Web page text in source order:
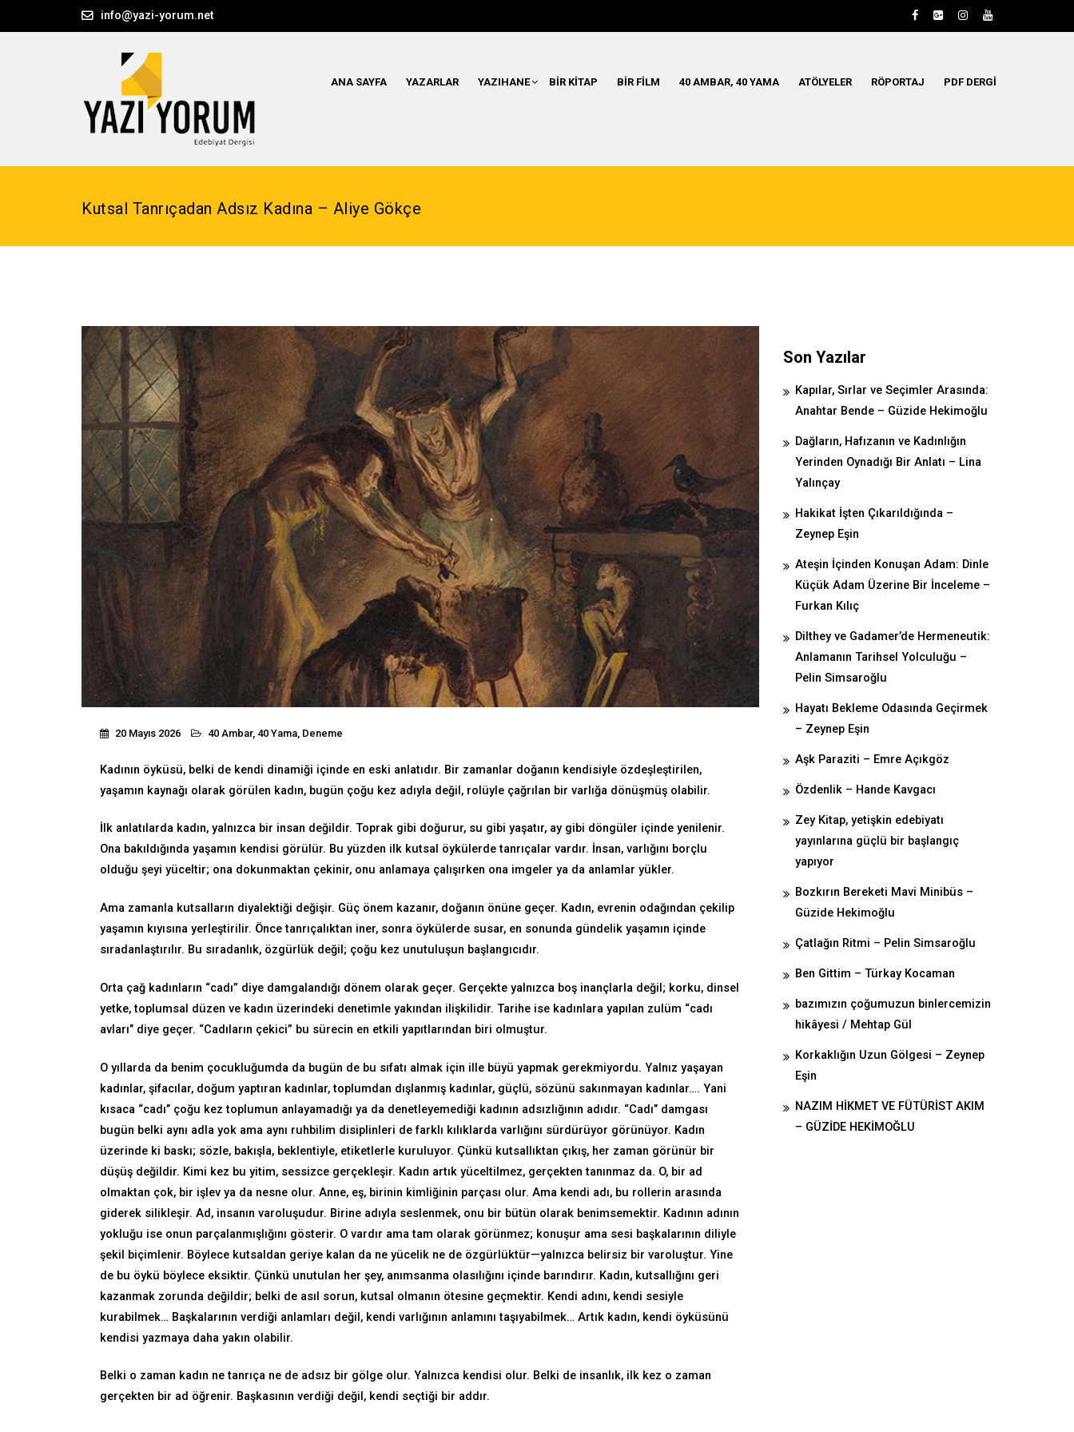
info@yazi-yorum.net
ANA SAYFA YAZARLAR YAZIHANE BIR KITAP BIR FILM 40 AMBAR, 40 YAMA ATÖLYELER RÖPORTAJ PDF DERGI
Kutsal Tanrıçadan Adsız Kadına – Aliye Gökçe
20 Mayıs 2026 40 Ambar, 40 Yama Deneme
Kadının öyküsü, belki de kendi dinamiği içinde en eski anlatıdır. Bir zamanlar doğanın kendisiyle özdeşleştirilen,
yaşamın kaynağı olarak görülen kadın, bugün çoğu kez adıyla değil, rolüyle çağrılan bir varlığa dönüşmüş olabilir.
İlk anlatılarda kadın, yalnızca bir insan değildir. Toprak gibi doğurur, su gibi yaşatır, ay gibi döngüler içinde yenilenir.
Ona bakıldığında yaşamın kendisi görülür. Bu yüzden ilk kutsal öykülerde tanrıçalar vardır. İnsan, varlığını borçlu
olduğu şeyi yüceltir; ona dokunmaktan çekinir, onu anlamaya çalışırken ona imgeler ya da anlamlar yükler.
Ama zamanla kutsalların diyalektiği değişir. Güç önem kazanır, doğanın önüne geçer. Kadın, evrenin odağından çekilip
yaşamın kıyısına yerleştirilir. Önce tanrıçalıktan iner, sonra öykülerde susar, en sonunda gündelik yaşamın içinde
sıradanlaştırılır. Bu sıradanlık, özgürlük değil; çoğu kez unutuluşun başlangıcıdır.
Orta çağ kadınların “cadı” diye damgalandığı dönem olarak geçer. Gerçekte yalnızca boş inançlarla değil; korku, dinsel
yetke, toplumsal düzen ve kadın üzerindeki denetimle yakından ilişkilidir. Tarihe ise kadınlara yapılan zulüm “cadı
avları’’ diye geçer. “Cadıların çekici” bu sürecin en etkili yapıtlarından biri olmuştur.
O yıllarda da benim çocukluğumda da bugün de bu sıfatı almak için ille büyü yapmak gerekmiyordu. Yalnız yaşayan
kadınlar, şifacılar, doğum yaptıran kadınlar, toplumdan dışlanmış kadınlar, güçlü, sözünü sakınmayan kadınlar…. Yani
kısaca “cadı’’ çoğu kez toplumun anlayamadığı ya da denetleyemediği kadının adsızlığının adıdır. “Cadı’’ damgası
bugün belki aynı adla yok ama aynı ruhbilim disiplinleri de farklı kılıklarda varlığını sürdürüyor görünüyor. Kadın
üzerinde ki baskı; sözle, bakışla, beklentiyle, etiketlerle kuruluyor. Çünkü kutsallıktan çıkış, her zaman görünür bir
düşüş değildir. Kimi kez bu yitim, sessizce gerçekleşir. Kadın artık yüceltilmez, gerçekten tanınmaz da. O, bir ad
olmaktan çok, bir işlev ya da nesne olur. Anne, eş, birinin kimliğinin parçası olur. Ama kendi adı, bu rollerin arasında
giderek silikleşir. Ad, insanın varoluşudur. Birine adıyla seslenmek, onu bir bütün olarak benimsemektir. Kadının adının
yokluğu ise onun parçalanmışlığını gösterir. O vardır ama tam olarak görünmez; konuşur ama sesi başkalarının diliyle
şekil biçimlenir. Böylece kutsaldan geriye kalan da ne yücelik ne de özgürlüktür—yalnızca belirsiz bir varoluştur. Yine
de bu öykü böylece eksiktir. Çünkü unutulan her şey, anımsanma olasılığını içinde barındırır. Kadın, kutsallığını geri
kazanmak zorunda değildir; belki de asıl sorun, kutsal olmanın ötesine geçmektir. Kendi adını, kendi sesiyle
kurabilmek… Başkalarının verdiği anlamları değil, kendi varlığının anlamını taşıyabilmek… Artık kadın, kendi öyküsünü
kendisi yazmaya daha yakın olabilir.
Belki o zaman kadın ne tanrıça ne de adsız bir gölge olur. Yalnızca kendisi olur. Belki de insanlık, ilk kez o zaman
gerçekten bir ad öğrenir. Başkasının verdiği değil, kendi seçtiği bir addır.
Son Yazılar
Kapılar, Sırlar ve Seçimler Arasında:
Anahtar Bende – Güzide Hekimoğlu
Dağların, Hafızanın ve Kadınlığın
Yerinden Oynadığı Bir Anlatı – Lina
Yalınçay
Hakikat İşten Çıkarıldığında –
Zeynep Eşin
Ateşin İçinden Konuşan Adam: Dinle
Küçük Adam Üzerine Bir İnceleme –
Furkan Kılıç
Dilthey ve Gadamer’de Hermeneutik:
Anlamanın Tarihsel Yolculuğu –
Pelin Simsaroğlu
Hayatı Bekleme Odasında Geçirmek
– Zeynep Eşin
Aşk Paraziti – Emre Açıkgöz
Özdenlik – Hande Kavgacı
Zey Kitap, yetişkin edebiyatı
yayınlarına güçlü bir başlangıç
yapıyor
Bozkırın Bereketi Mavi Minibüs –
Güzide Hekimoğlu
Çatlağın Ritmi – Pelin Simsaroğlu
Ben Gittim – Türkay Kocaman
bazımızın çoğumuzun binlercemizin
hikâyesi / Mehtap Gül
Korkaklığın Uzun Gölgesi – Zeynep
Eşin
NAZIM HİKMET VE FÜTÜRİST AKIM
– GÜZİDE HEKİMOĞLU